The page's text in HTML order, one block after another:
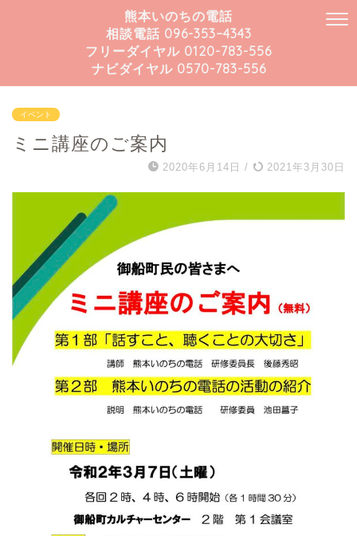
熊本いのちの電話
相談電話 096-353−4343
フリーダイヤル 0120-783-556
ナビダイヤル 0570-783-556
イベント
ミニ講座のご案内
2020年6月14日 / 2021年3月30日